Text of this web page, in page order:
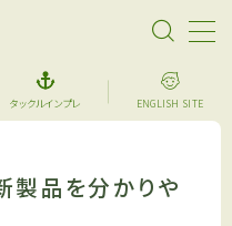
！あなたのメモリ
上げます。
タックルインプレ ENGLISH SITE
製品を分かりや